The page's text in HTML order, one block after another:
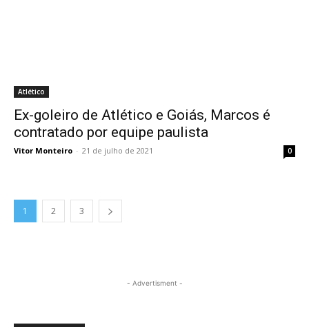
Atlético
Ex-goleiro de Atlético e Goiás, Marcos é
contratado por equipe paulista
Vitor Monteiro - 21 de julho de 2021 0
1 2 3
- Advertisment -